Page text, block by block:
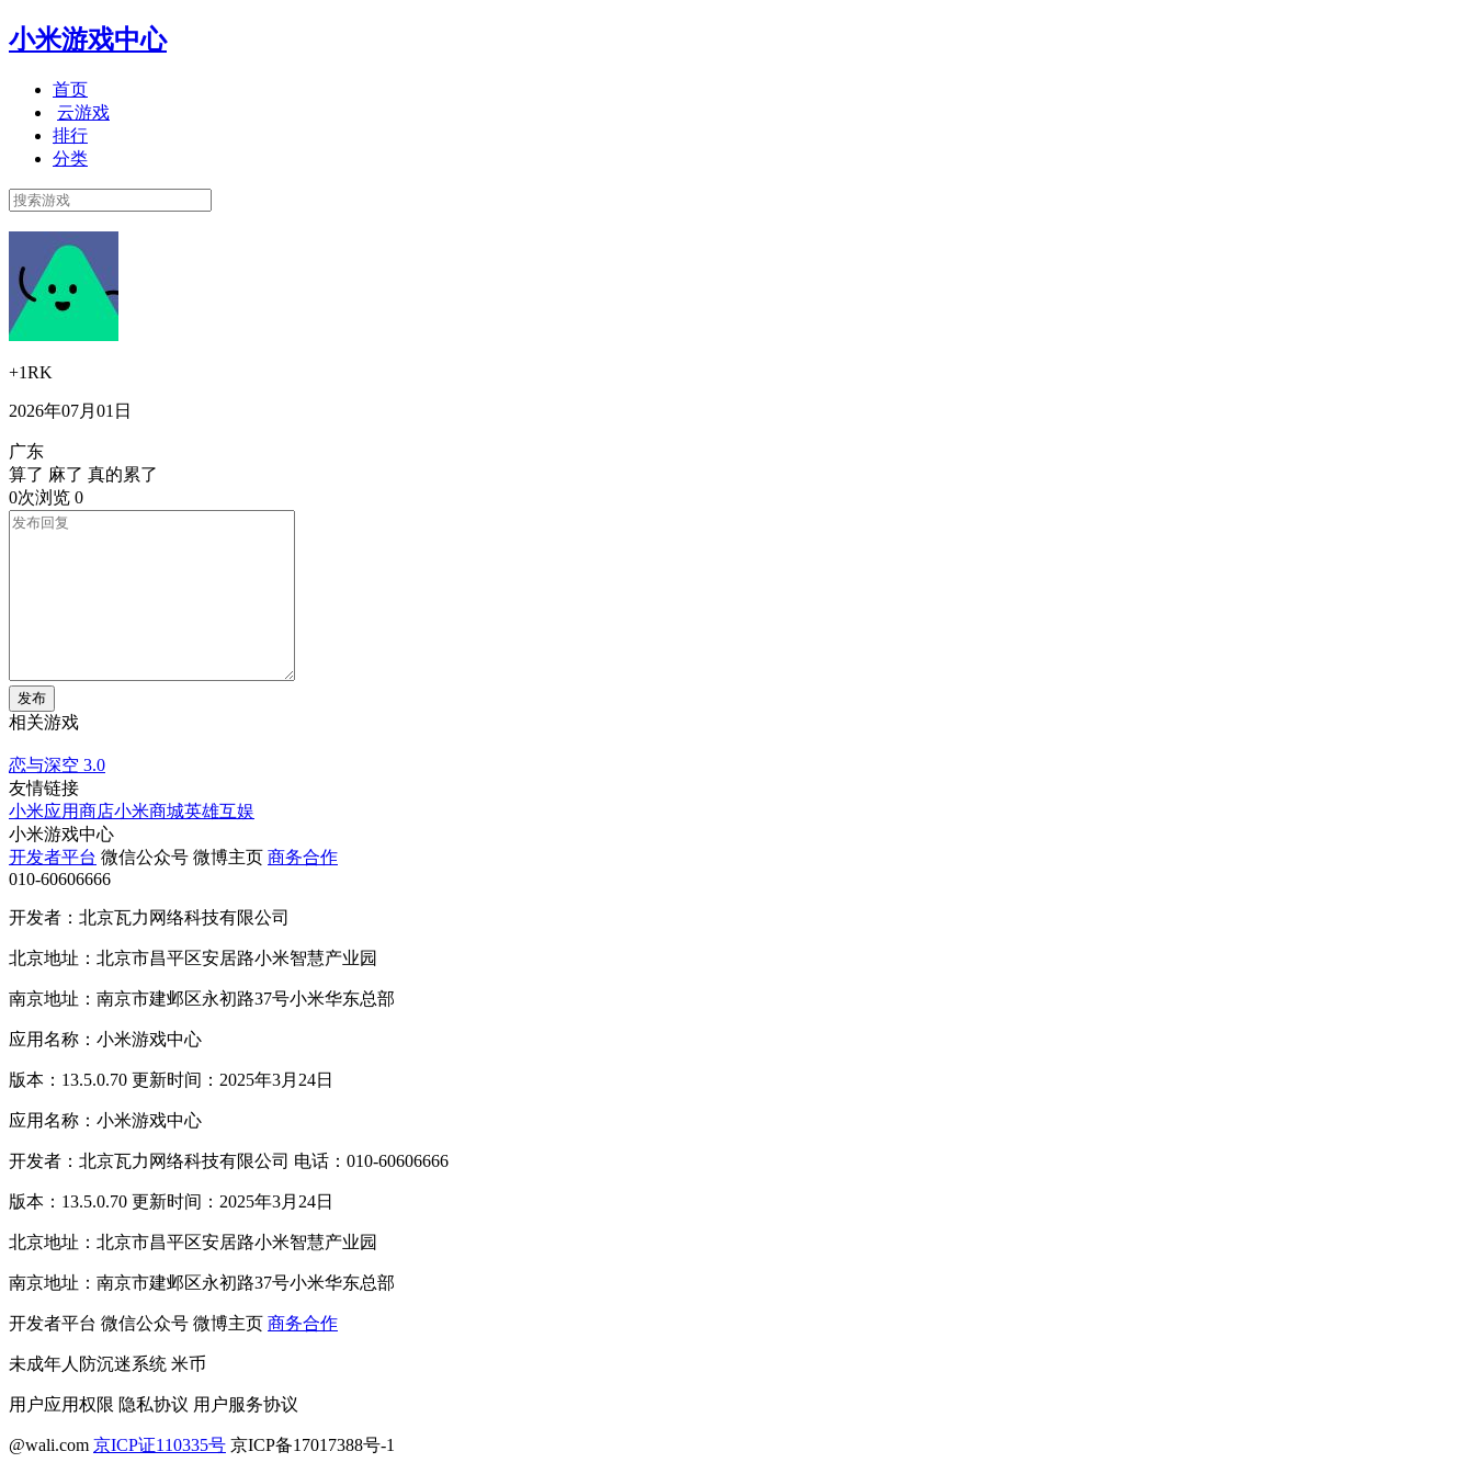
小米游戏中心
首页
云游戏
排行
分类
+1RK
2026年07月01日
广东
算了 麻了 真的累了
0次浏览 0
发布
相关游戏
恋与深空 3.0
友情链接
小米应用商店小米商城英雄互娱
小米游戏中心
开发者平台 微信公众号 微博主页 商务合作
010-60606666
开发者：北京瓦力网络科技有限公司
北京地址：北京市昌平区安居路小米智慧产业园
南京地址：南京市建邺区永初路37号小米华东总部
应用名称：小米游戏中心
版本：13.5.0.70 更新时间：2025年3月24日
应用名称：小米游戏中心
开发者：北京瓦力网络科技有限公司 电话：010-60606666
版本：13.5.0.70 更新时间：2025年3月24日
北京地址：北京市昌平区安居路小米智慧产业园
南京地址：南京市建邺区永初路37号小米华东总部
开发者平台 微信公众号 微博主页 商务合作
未成年人防沉迷系统 米币
用户应用权限 隐私协议 用户服务协议
@wali.com 京ICP证110335号 京ICP备17017388号-1